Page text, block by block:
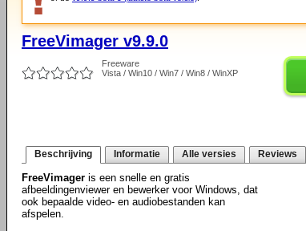
FreeVimager v9.9.0
Freeware
Vista / Win10 / Win7 / Win8 / WinXP
Beschrijving Informatie Alle versies Reviews
FreeVimager is een snelle en gratis
afbeeldingenviewer en bewerker voor Windows, dat
ook bepaalde video- en audiobestanden kan
afspelen.